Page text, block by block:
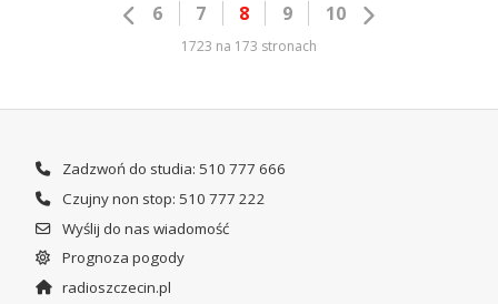
6 7 8 9 10
1723 na 173 stronach
Zadzwoń do studia: 510 777 666
Czujny non stop: 510 777 222
Wyślij do nas wiadomość
Prognoza pogody
radioszczecin.pl